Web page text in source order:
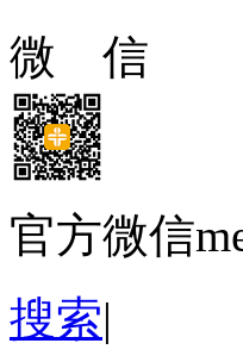
微 信
官方微信
搜索|